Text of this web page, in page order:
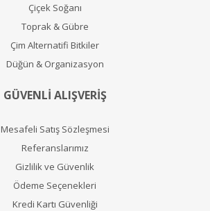
Çiçek Soğanı
Toprak & Gübre
Çim Alternatifi Bitkiler
Düğün & Organizasyon
GÜVENLİ ALIŞVERİŞ
Mesafeli Satış Sözleşmesi
Referanslarımız
Gizlilik ve Güvenlik
Ödeme Seçenekleri
Kredi Kartı Güvenliği